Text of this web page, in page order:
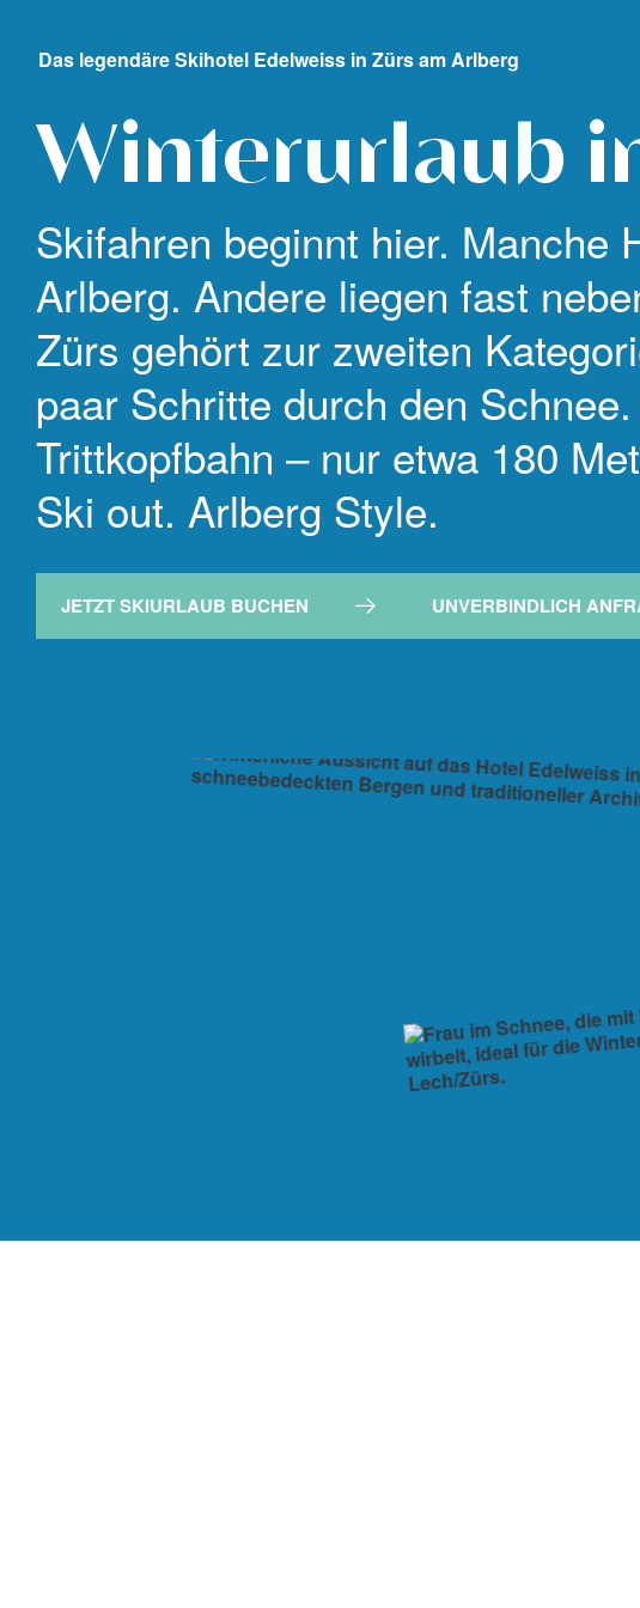
Das legendäre Skihotel Edelweiss in Zürs am Arlberg
Winterurlaub
Skifahren beginnt hier. Manche
Arlberg. Andere liegen fast
Zürs gehört zur zweiten
paar Schritte durch den
Trittkopfbahn – nur etwa 180
Ski out. Arlberg Style.
JETZT SKIURLAUB BUCHEN UNVERBINDLICH